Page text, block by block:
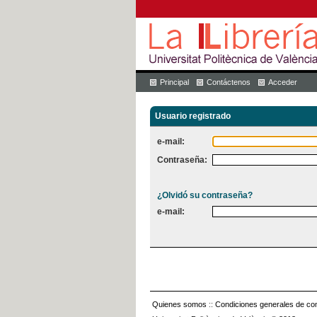
Principal Contáctenos Acceder
Usuario registrado
e-mail:
Contraseña:
¿Olvidó su contraseña?
e-mail:
Quienes somos :: Condiciones generales de